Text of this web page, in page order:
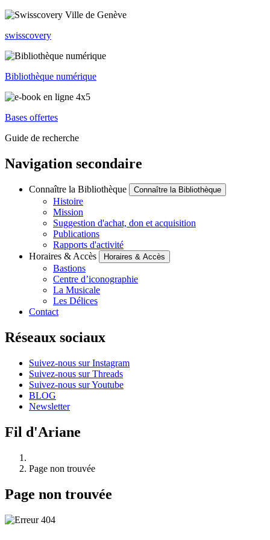
swisscovery
Bibliothèque numérique
Bases offertes
Guide de recherche
Navigation secondaire
Connaître la Bibliothèque Connaître la Bibliothèque
Histoire
Mission
Suggestion d'achat, don et acquisition
Publications
Rapports d'activité
Horaires & Accès
Horaires & Accès
Bastions
Centre d’iconographie
La Musicale
Les Délices
Contact
Réseaux sociaux
Suivez-nous sur Instagram
Suivez-nous sur Threads
Suivez-nous sur Youtube
BLOG
Newsletter
Fil d'Ariane
Page non trouvée
Page non trouvée